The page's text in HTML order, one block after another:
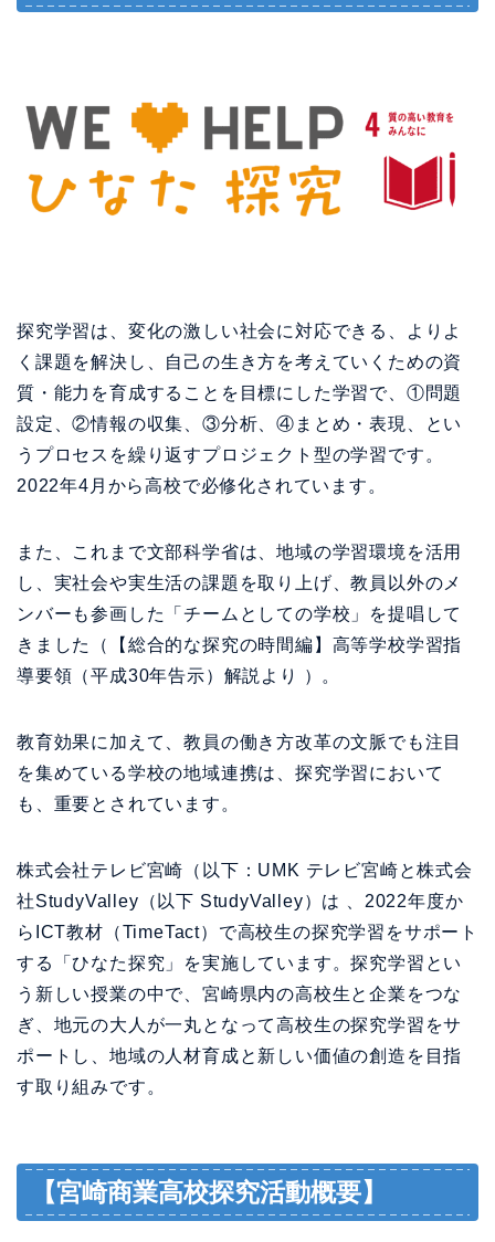
探究学習は、変化の激しい社会に対応できる、よりよ
く課題を解決し、自己の生き方を考えていくための資
質・能力を育成することを目標にした学習で、①問題
設定、②情報の収集、③分析、④まとめ・表現、とい
うプロセスを繰り返すプロジェクト型の学習です。
2022年4月から高校で必修化されています。
また、これまで文部科学省は、地域の学習環境を活用
し、実社会や実生活の課題を取り上げ、教員以外のメ
ンバーも参画した「チームとしての学校」を提唱して
きました（【総合的な探究の時間編】高等学校学習指
導要領（平成30年告示）解説より ）。
教育効果に加えて、教員の働き方改革の文脈でも注目
を集めている学校の地域連携は、探究学習において
も、重要とされています。
株式会社テレビ宮崎（以下：UMK テレビ宮崎と株式会
社StudyValley（以下 StudyValley）は 、2022年度か
らICT教材（TimeTact）で高校生の探究学習をサポート
する「ひなた探究」を実施しています。探究学習とい
う新しい授業の中で、宮崎県内の高校生と企業をつな
ぎ、地元の大人が一丸となって高校生の探究学習をサ
ポートし、地域の人材育成と新しい価値の創造を目指
す取り組みです。
【宮崎商業高校探究活動概要】